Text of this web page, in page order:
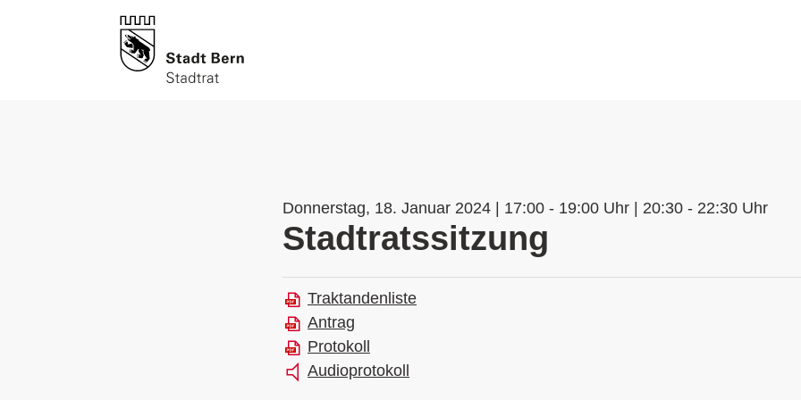
Donnerstag, 18. Januar 2024 | 17:00 - 19:00 Uhr | 20:30 - 22:30 Uhr
Stadtratssitzung
Traktandenliste
Antrag
Protokoll
Audioprotokoll